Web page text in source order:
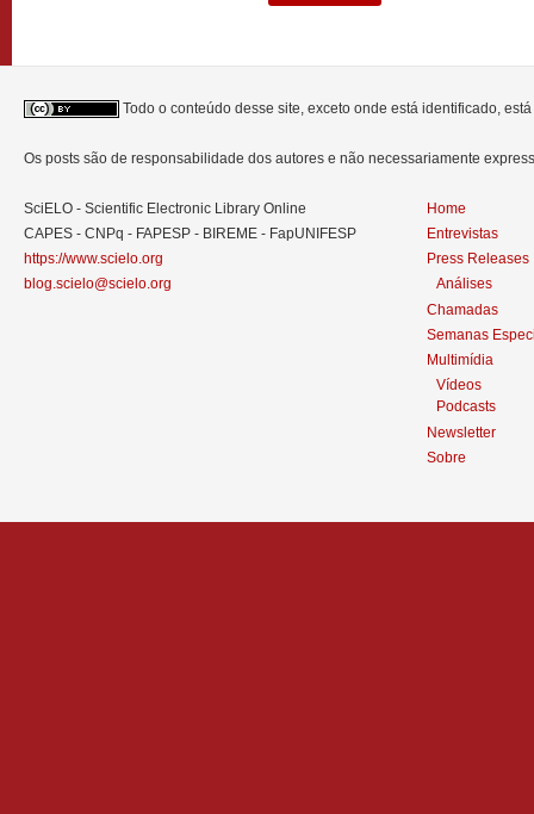
Todo o conteúdo desse site, exceto onde está identificado,
Os posts são de responsabilidade dos autores e não necessariamente
SciELO - Scientific Electronic Library Online
CAPES - CNPq - FAPESP - BIREME - FapUNIFESP
https://www.scielo.org
blog.scielo@scielo.org
Home
Entrevistas
Press Releases
Análises
Chamadas
Semanas
Multimídia
Vídeos
Podcasts
Newsletter
Sobre